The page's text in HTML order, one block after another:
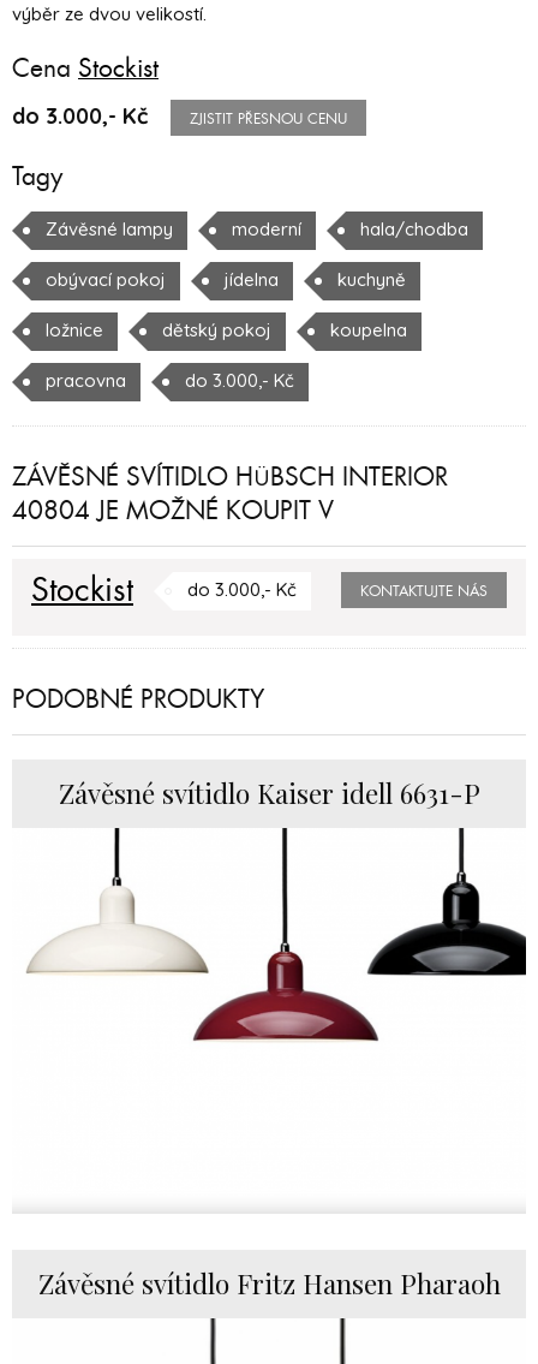
výběr ze dvou velikostí.
Cena Stockist
do 3.000,- Kč ZJISTIT PŘESNOU CENU
Tagy
Závěsné lampy moderní hala/chodba
obývací pokoj jídelna kuchyně
ložnice dětský pokoj koupelna
pracovna do 3.000,- Kč
ZÁVĚSNÉ SVÍTIDLO HÜBSCH INTERIOR
40804 JE MOŽNÉ KOUPIT V
Stockist KONTAKTUJTE NÁS
do 3.000,- Kč
PODOBNÉ PRODUKTY
Závěsné svítidlo Kaiser idell 6631-P
Závěsné svítidlo Fritz Hansen Pharaoh